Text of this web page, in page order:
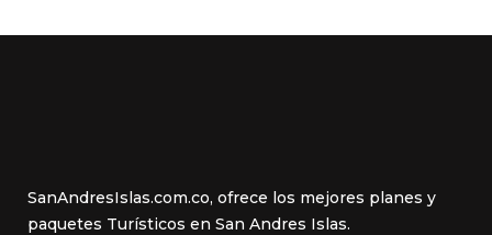
SanAndresIslas.com.co, ofrece los mejores planes y
paquetes Turísticos en San Andres Islas.